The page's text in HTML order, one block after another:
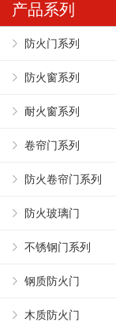
产品系列
防火门系列
防火窗系列
耐火窗系列
卷帘门系列
防火卷帘门系列
防火玻璃门
不锈钢门系列
钢质防火门
木质防火门